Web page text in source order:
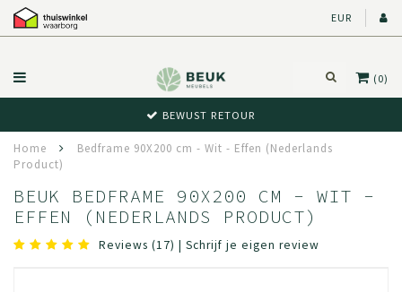
EUR
(0)
BEWUST RETOUR
Home
Bedframe 90X200 cm - Wit - Effen (Nederlands
Product)
BEUK BEDFRAME 90X200 CM - WIT -
EFFEN (NEDERLANDS PRODUCT)
Reviews (17) | Schrijf je eigen review